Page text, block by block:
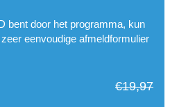
bent door het programma, kun
eenvoudige afmeldformulier
€19,97